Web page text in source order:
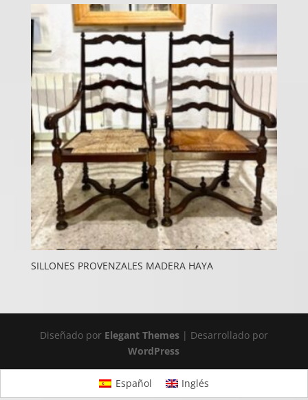
SILLONES PROVENZALES MADERA HAYA
Diseñado por Elegant Themes| Desarrollado por
WordPress
Español Inglés